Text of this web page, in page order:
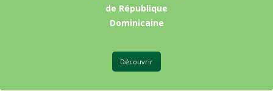
de République
Dominicaine
Découvrir